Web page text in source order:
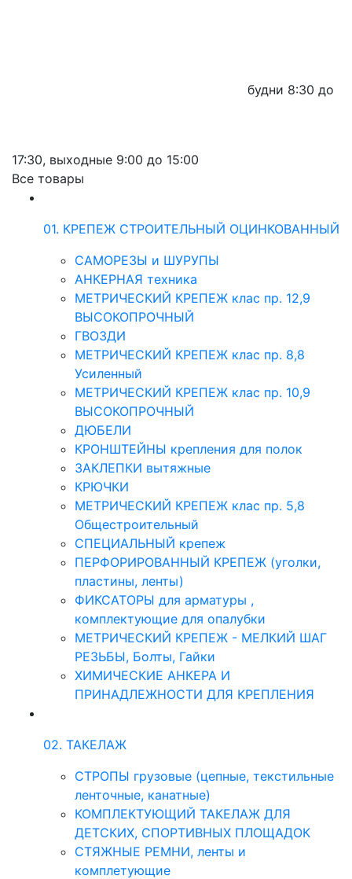
будни 8:30 до
17:30, выходные 9:00 до 15:00
Все товары
01. КРЕПЕЖ СТРОИТЕЛЬНЫЙ ОЦИНКОВАННЫЙ
САМОРЕЗЫ и ШУРУПЫ
АНКЕРНАЯ техника
МЕТРИЧЕСКИЙ КРЕПЕЖ клас пр. 12,9
ВЫСОКОПРОЧНЫЙ
ГВОЗДИ
МЕТРИЧЕСКИЙ КРЕПЕЖ клас пр. 8,8
Усиленный
МЕТРИЧЕСКИЙ КРЕПЕЖ клас пр. 10,9
ВЫСОКОПРОЧНЫЙ
ДЮБЕЛИ
КРОНШТЕЙНЫ крепления для полок
ЗАКЛЕПКИ вытяжные
КРЮЧКИ
МЕТРИЧЕСКИЙ КРЕПЕЖ клас пр. 5,8
Общестроительный
СПЕЦИАЛЬНЫЙ крепеж
ПЕРФОРИРОВАННЫЙ КРЕПЕЖ (уголки,
пластины, ленты)
ФИКСАТОРЫ для арматуры ,
комплектующие для опалубки
МЕТРИЧЕСКИЙ КРЕПЕЖ - МЕЛКИЙ ШАГ
РЕЗЬБЫ, Болты, Гайки
ХИМИЧЕСКИЕ АНКЕРА И
ПРИНАДЛЕЖНОСТИ ДЛЯ КРЕПЛЕНИЯ
02. ТАКЕЛАЖ
СТРОПЫ грузовые (цепные, текстильные
ленточные, канатные)
КОМПЛЕКТУЮЩИЙ ТАКЕЛАЖ ДЛЯ
ДЕТСКИХ, СПОРТИВНЫХ ПЛОЩАДОК
СТЯЖНЫЕ РЕМНИ, ленты и
комплетующие